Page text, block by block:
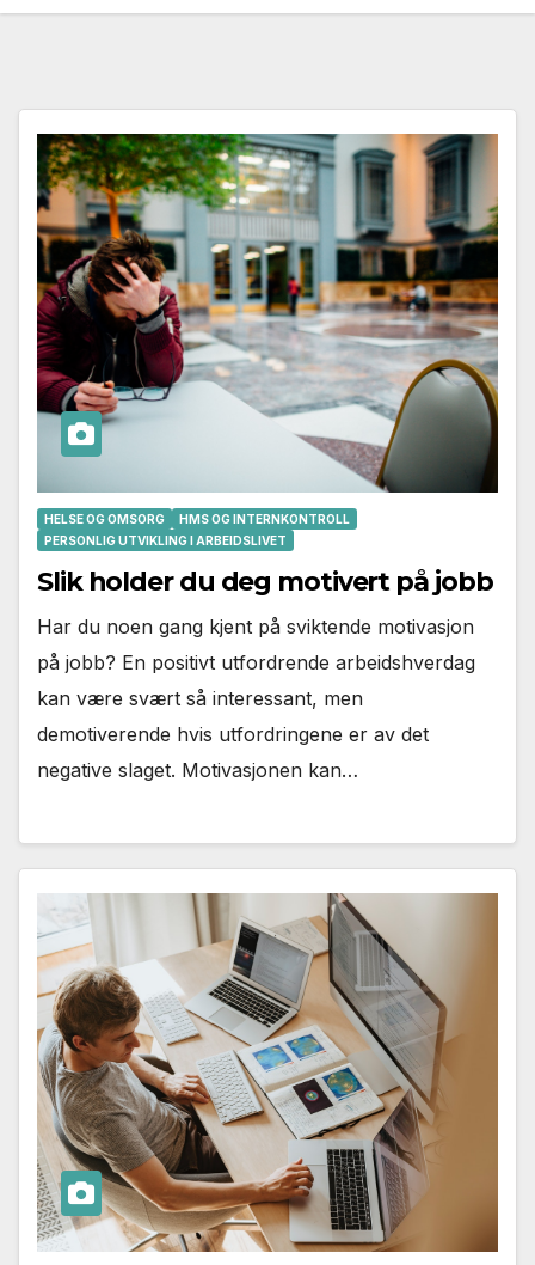
HELSE OG OMSORG
HMS OG INTERNKONTROLL
PERSONLIG UTVIKLING I ARBEIDSLIVET
Slik holder du deg motivert på jobb
Har du noen gang kjent på sviktende motivasjon
på jobb? En positivt utfordrende arbeidshverdag
kan være svært så interessant, men
demotiverende hvis utfordringene er av det
negative slaget. Motivasjonen kan…